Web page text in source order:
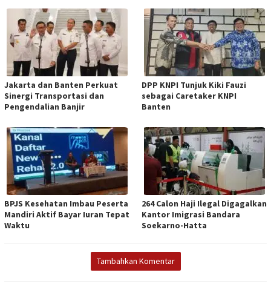
Jakarta dan Banten Perkuat
Sinergi Transportasi dan
Pengendalian Banjir
DPP KNPI Tunjuk Kiki Fauzi
sebagai Caretaker KNPI
Banten
BPJS Kesehatan Imbau Peserta
Mandiri Aktif Bayar Iuran Tepat
Waktu
264 Calon Haji Ilegal Digagalkan
Kantor Imigrasi Bandara
Soekarno-Hatta
Tambahkan Komentar